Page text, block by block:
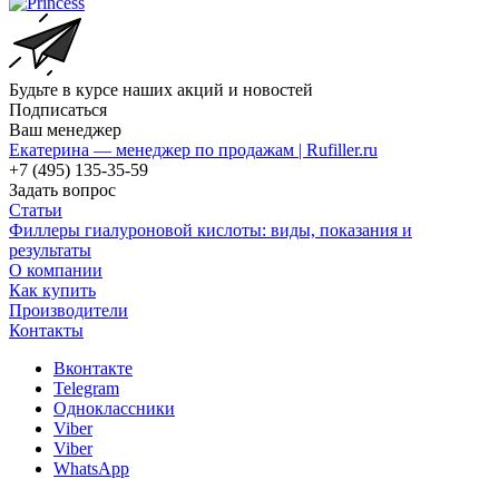
Будьте в курсе наших акций и новостей
Подписаться
Ваш менеджер
Екатерина — менеджер по продажам | Rufiller.ru
+7 (495) 135-35-59
Задать вопрос
Статьи
Филлеры гиалуроновой кислоты: виды, показания и
результаты
О компании
Как купить
Производители
Вконтакте
Telegram
Одноклассники
Viber
Viber